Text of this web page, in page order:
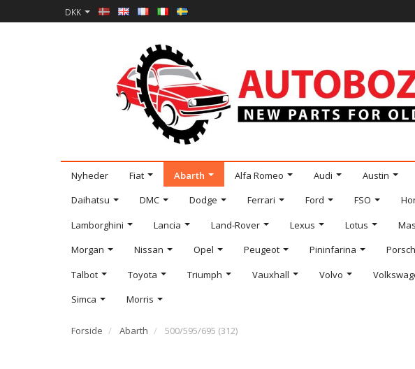
DKK
Nyheder Fiat Abarth Alfa Romeo Audi Austin
Daihatsu
DMC Dodge Ferrari Ford FSO
Lamborghini
Lancia Land-Rover Lexus Lotus
Morgan
Nissan Opel Peugeot Pininfarina
Talbot
Toyota Triumph Vauxhall Volvo
Simca
Morris
Forside Abarth 500/595/695 (312)